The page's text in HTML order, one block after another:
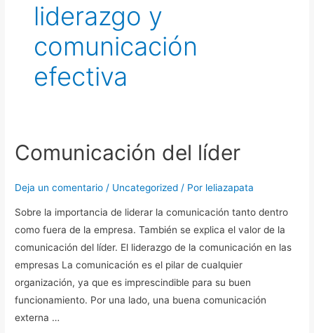
liderazgo y
comunicación
efectiva
Comunicación del líder
Deja un comentario / Uncategorized / Por leliazapata
Sobre la importancia de liderar la comunicación tanto dentro
como fuera de la empresa. También se explica el valor de la
comunicación del líder. El liderazgo de la comunicación en las
empresas La comunicación es el pilar de cualquier
organización, ya que es imprescindible para su buen
funcionamiento. Por una lado, una buena comunicación
externa …
Comunicación
del
líder